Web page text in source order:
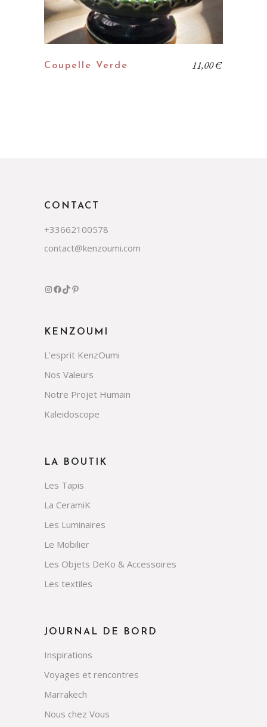
Coupelle Verde 11,00€
CONTACT
+33662100578
contact@kenzoumi.com
KENZOUMI
L’esprit KenzOumi
Nos Valeurs
Notre Projet Humain
Kaleidoscope
LA BOUTIK
Les Tapis
La CeramiK
Les Luminaires
Le Mobilier
Les Objets DeKo & Accessoires
Les textiles
JOURNAL DE BORD
Inspirations
Voyages et rencontres
Marrakech
Nous chez Vous